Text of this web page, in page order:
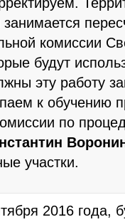
комиссии
будут
эту работу
к обучению
по
участки.
2016 года,